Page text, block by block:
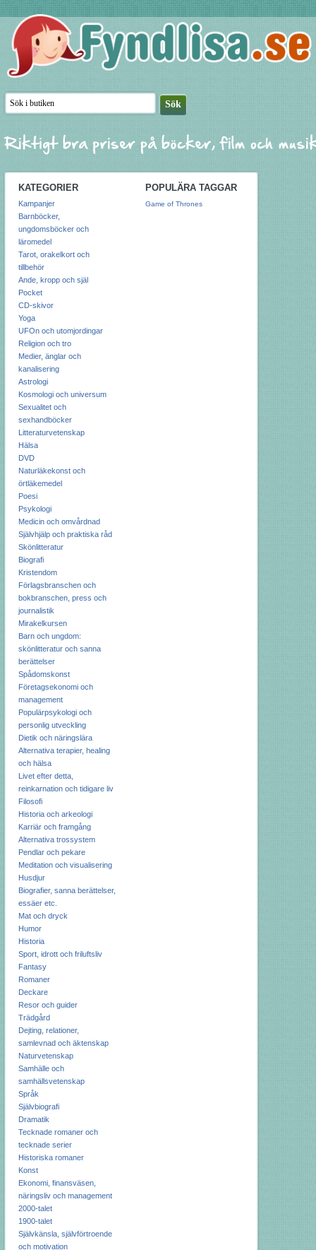
KATEGORIER
Kampanjer
Barnböcker,
ungdomsböcker och
läromedel
Tarot, orakelkort och
tillbehör
Ande, kropp och själ
Pocket
CD-skivor
Yoga
UFOn och utomjordingar
Religion och tro
Medier, änglar och
kanalisering
Astrologi
Kosmologi och universum
Sexualitet och
sexhandböcker
Litteraturvetenskap
Hälsa
DVD
Naturläkekonst och
örtläkemedel
Poesi
Psykologi
Medicin och omvårdnad
Självhjälp och praktiska råd
Skönlitteratur
Biografi
Kristendom
Förlagsbranschen och
bokbranschen, press och
journalistik
Mirakelkursen
Barn och ungdom:
skönlitteratur och sanna
berättelser
Spådomskonst
Företagsekonomi och
management
Populärpsykologi och
personlig utveckling
Dietik och näringslära
Alternativa terapier, healing
och hälsa
Livet efter detta,
reinkarnation och tidigare liv
Filosofi
Historia och arkeologi
Karriär och framgång
Alternativa trossystem
Pendlar och pekare
Meditation och visualisering
Husdjur
Biografier, sanna berättelser,
essäer etc.
Mat och dryck
Humor
Historia
Sport, idrott och friluftsliv
Fantasy
Romaner
Deckare
Resor och guider
Trädgård
Dejting, relationer,
samlevnad och äktenskap
Naturvetenskap
Samhälle och
samhällsvetenskap
Språk
Självbiografi
Dramatik
Tecknade romaner och
tecknade serier
Historiska romaner
Konst
Ekonomi, finansväsen,
näringsliv och management
2000-talet
1900-talet
Självkänsla, självförtroende
och motivation
POPULÄRA TAGGAR
Game of Thrones